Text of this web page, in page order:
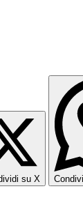
su X